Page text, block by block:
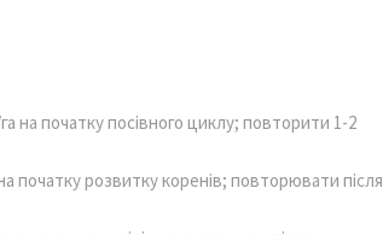
на початку посівного циклу; повторити 1-2
початку розвитку коренів; повторювати після